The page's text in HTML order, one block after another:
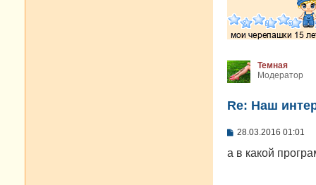
Темная
Модератор
Re: Наш
С
о
28.03.2016 01:01
а в какой